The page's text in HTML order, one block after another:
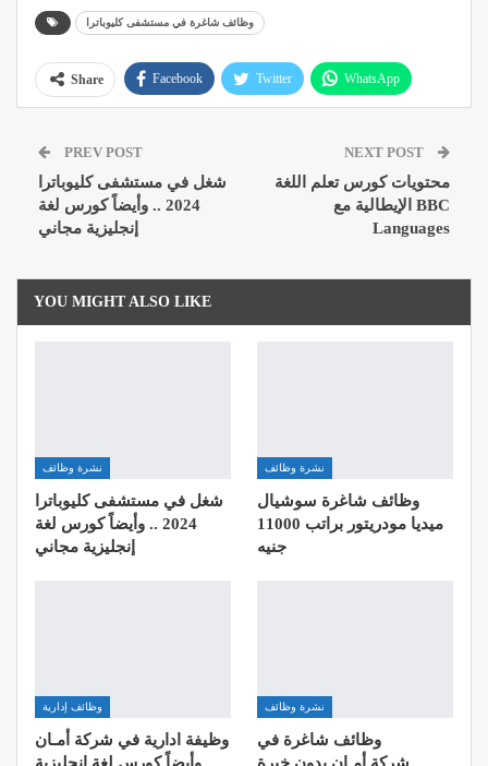
وظائف شاغرة في مستشفى كليوباترا
Share Facebook Twitter WhatsApp
ReddIt
PREV POST
شغل في مستشفى كليوباترا
2024 .. وأيضاً كورس لغة
إنجليزية مجاني
NEXT POST
محتويات كورس تعلم اللغة
الإيطالية مع BBC
Languages
YOU MIGHT ALSO LIKE
نشرة وظائف
شغل في مستشفى كليوباترا
2024 .. وأيضاً كورس لغة
إنجليزية مجاني
نشرة وظائف
وظائف شاغرة سوشيال
ميديا مودريتور براتب 11000
جنيه
وظائف إدارية
وظيفة ادارية في شركة أمـان
.. وأيضاً كورس لغة إنجليزية
نشرة وظائف
وظائف شاغرة في
شركة أمـان بدون خبرة